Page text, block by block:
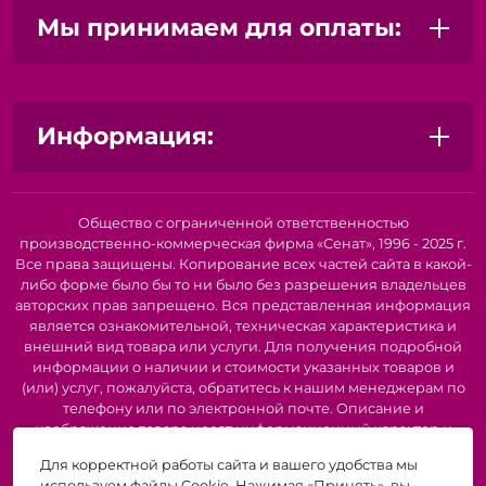
Фетр с рисунком:Добавит вашим изделиям
оригинальности и неповторимости.
Не упустите возможность раскрыть свой творческий
потенциал с фетром! Закажите прямо сейчас и
Мы принимаем для оплаты:
Информация:
Общество с ограниченной ответственностью
производственно-коммерческая фирма «Сенат», 1996 - 2025 г.
Все права защищены. Копирование всех частей сайта в какой-
либо форме было бы то ни было без разрешения владельцев
авторских прав запрещено. Вся представленная информация
является ознакомительной, техническая характеристика и
внешний вид товара или услуги. Для получения подробной
информации о наличии и стоимости указанных товаров и
(или) услуг, пожалуйста, обратитесь к нашим менеджерам по
телефону или по электронной почте. Описание и
изображение товара носят информационный характер и
представленных в технической документации производителя.
Для корректной работы сайта и вашего удобства мы